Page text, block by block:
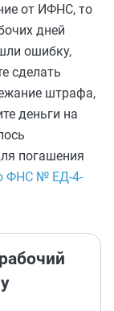
от ИФНС, то
дней
ошибку,
сделать
штрафа,
деньги на
погашения
ФНС № ЕД-4-